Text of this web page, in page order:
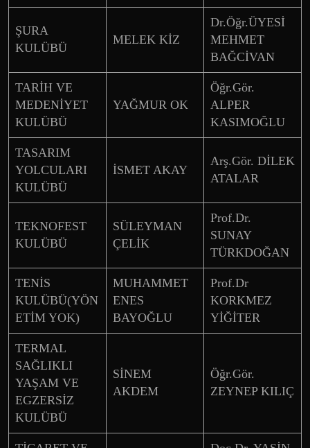
ŞURA
KULÜBÜ
MELEK KİZ
Dr.Öğr.ÜYESİ
MEHMET
BAĞCİVAN
TARİH VE
MEDENİYET
KULÜBÜ
YAĞMUR OK
Öğr.Gör.
ALPER
KASIMOĞLU
TASARIM
YOLCULARI
KULÜBÜ
İSMET AKAY
Arş.Gör. DİLEK
ATALAR
TEKNOFEST
KULÜBÜ
SÜLEYMAN
ÇELİK
Prof.Dr.
SUNAY
TÜRKDOĞAN
TENİS
KULÜBÜ(YÖN
ETİM YOK)
MUHAMMET
ENES
BAYOĞLU
Prof.Dr
KORKMEZ
YİĞİTER
TERMAL
SAĞLIKLI
YAŞAM VE
EGZERSİZ
KULÜBÜ
SİNEM
AKDEM
Öğr.Gör.
ZEYNEP KILIÇ